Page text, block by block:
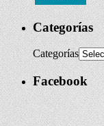
Categorías
Categorías
Facebook